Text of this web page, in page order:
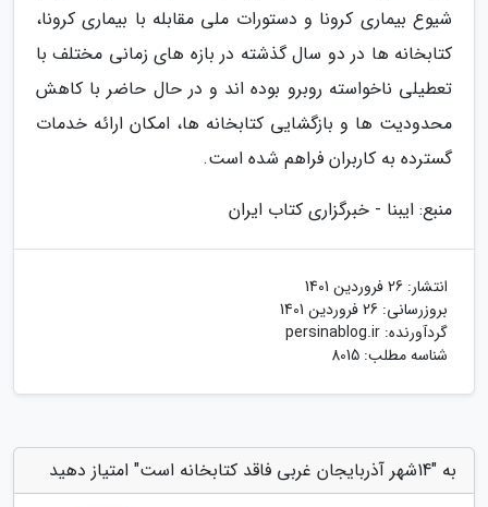
شیوع بیماری کرونا و دستورات ملی مقابله با بیماری کرونا،
کتابخانه ها در دو سال گذشته در بازه های زمانی مختلف با
تعطیلی ناخواسته روبرو بوده اند و در حال حاضر با کاهش
محدودیت ها و بازگشایی کتابخانه ها، امکان ارائه خدمات
گسترده به کاربران فراهم شده است.
منبع: ایبنا - خبرگزاری کتاب ایران
انتشار: 26 فروردین 1401
بروزرسانی: 26 فروردین 1401
گردآورنده: persinablog.ir
شناسه مطلب: 8015
به "14شهر آذربایجان غربی فاقد کتابخانه است" امتیاز دهید